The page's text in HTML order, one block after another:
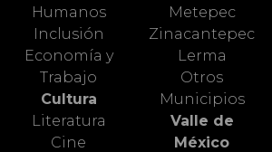
Humanos
Inclusión
Economía y
Trabajo
Cultura
Literatura
Cine
Metepec
Zinacantepec
Lerma
Otros
Municipios
Valle de
México